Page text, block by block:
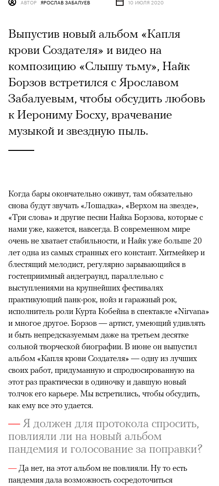
АВТОР ЯРОСЛАВ ЗАБАЛУЕВ 10 ИЮЛЯ 2020
Выпустив новый альбом «Капля
крови Создателя» и видео на
композицию «Слышу тьму», Найк
Борзов встретился с Ярославом
Забалуевым, чтобы обсудить любовь
к Иерониму Босху, врачевание
музыкой и звездную пыль.
Когда бары окончательно оживут, там обязательно
снова будут звучать «Лошадка», «Верхом на звезде»,
«Три слова» и другие песни Найка Борзова, которые с
нами уже, кажется, навсегда. В современном мире
очень не хватает стабильности, и Найк уже больше 20
лет одна из самых странных его констант. Хитмейкер и
блестящий мелодист, регулярно зарывающийся в
гостеприимный андеграунд, параллельно с
выступлениями на крупнейших фестивалях
практикующий панк-рок, нойз и гаражный рок,
исполнитель роли Курта Кобейна в спектакле «Nirvana»
и многое другое. Борзов — артист, умеющий удивлять
и быть непредсказуемым даже на третьем десятке
сольной творческой биографии. В июне он выпустил
альбом «Капля крови Создателя» — одну из лучших
своих работ, придуманную и спродюсированную на
этот раз практически в одиночку и давшую новый
толчок его карьере. Мы встретились, чтобы обсудить,
как ему все это удается.
—Я должен для протокола спросить,
повлияли ли на новый альбом
пандемия и голосование за поправки?
— Да нет, на этот альбом не повлияли. Ну то есть
пандемия дала возможность сосредоточиться